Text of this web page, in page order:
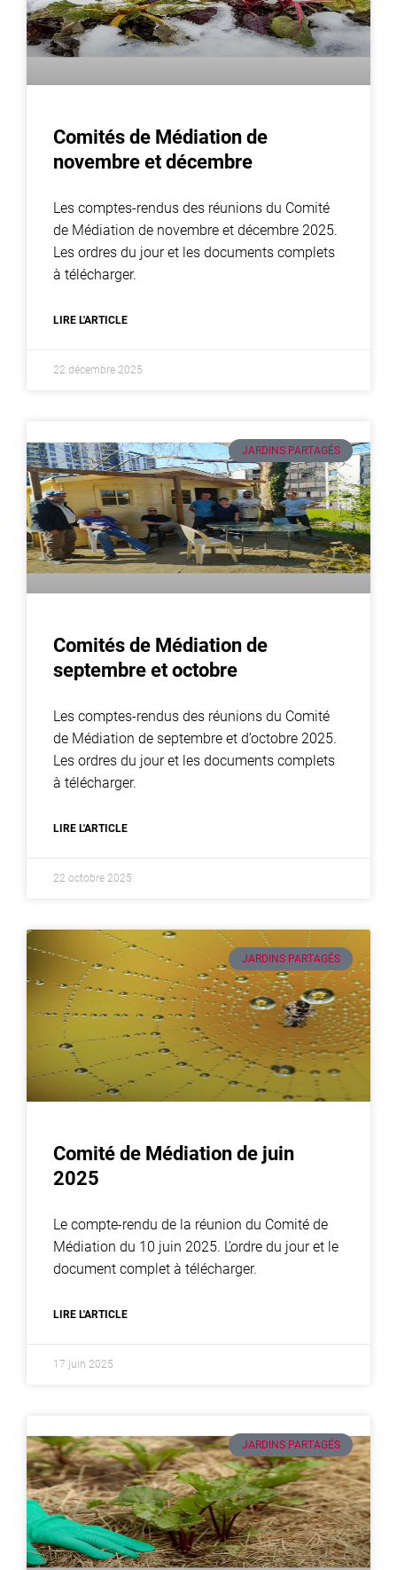
Comités de Médiation de
novembre et décembre
Les comptes-rendus des réunions du Comité
de Médiation de novembre et décembre 2025.
Les ordres du jour et les documents complets
à télécharger.
LIRE L'ARTICLE
22 décembre 2025
JARDINS PARTAGÉS
Comités de Médiation de
septembre et octobre
Les comptes-rendus des réunions du Comité
de Médiation de septembre et d’octobre 2025.
Les ordres du jour et les documents complets
à télécharger.
LIRE L'ARTICLE
22 octobre 2025
JARDINS PARTAGÉS
Comité de Médiation de juin
2025
Le compte-rendu de la réunion du Comité de
Médiation du 10 juin 2025. L’ordre du jour et le
document complet à télécharger.
LIRE L'ARTICLE
17 juin 2025
JARDINS PARTAGÉS